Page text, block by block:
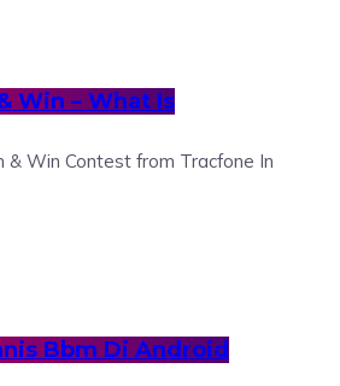
Win – What Is
Win Contest from Tracfone In
Bbm Di Android